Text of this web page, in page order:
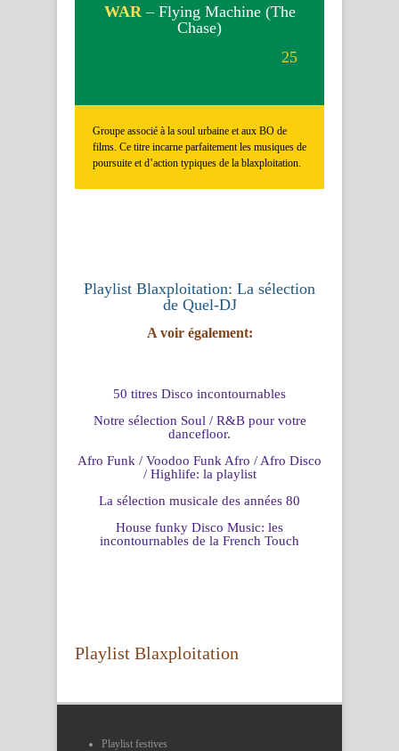
WAR – Flying Machine (The
Chase)
25
Groupe associé à la soul urbaine et aux BO de
films. Ce titre incarne parfaitement les musiques de
poursuite et d’action typiques de la blaxploitation.
Playlist Blaxploitation: La sélection
de Quel-DJ
A voir également:
50 titres Disco incontournables
Notre sélection Soul / R&B pour votre
dancefloor.
Afro Funk / Voodoo Funk Afro / Afro Disco
/ Highlife: la playlist
La sélection musicale des années 80
House funky Disco Music: les
incontournables de la French Touch
Playlist Blaxploitation
Playlist festives